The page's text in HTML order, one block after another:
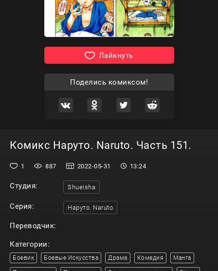
Лайкнуть
Поделись комиксом!
Комикс Наруто. Naruto. Часть 151.
1 887 2022-05-31 13:24
Студия: Shueisha
Серия: Наруто. Naruto
Переводчик:
Категории:
Боевик Боевые Искусства Драма Комедия Манга